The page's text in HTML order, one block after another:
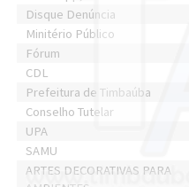
Disque Denúncia
Minitério Público
Fórum
CDL
Prefeitura de Timbaúba
Conselho Tutelar
UPA
SAMU
ARTES DECORATIVAS PARA